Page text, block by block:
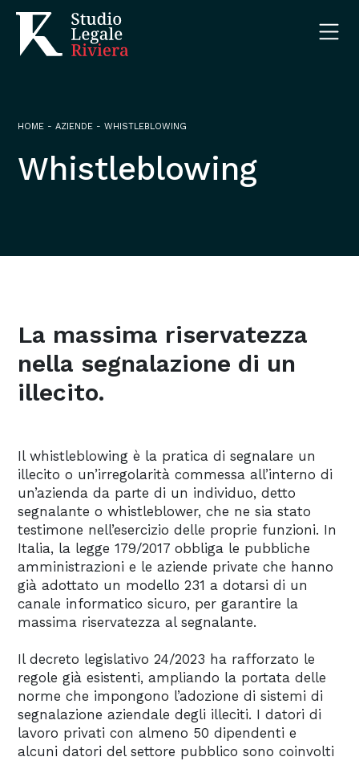
HOME -AZIENDE -WHISTLEBLOWING
Whistleblowing
La massima riservatezza
nella segnalazione di un
illecito.
Il whistleblowing è la pratica di segnalare un
illecito o un’irregolarità commessa all’interno di
un’azienda da parte di un individuo, detto
segnalante o whistleblower, che ne sia stato
testimone nell’esercizio delle proprie funzioni. In
Italia, la legge 179/2017 obbliga le pubbliche
amministrazioni e le aziende private che hanno
già adottato un modello 231 a dotarsi di un
canale informatico sicuro, per garantire la
massima riservatezza al segnalante.
Il decreto legislativo 24/2023 ha rafforzato le
regole già esistenti, ampliando la portata delle
norme che impongono l’adozione di sistemi di
segnalazione aziendale degli illeciti. I datori di
lavoro privati con almeno 50 dipendenti e
alcuni datori del settore pubblico sono coinvolti